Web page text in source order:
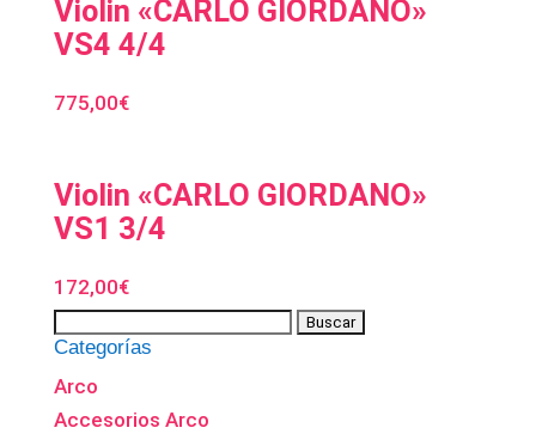
Violin «CARLO GIORDANO»
VS4 4/4
775,00€
Violin «CARLO GIORDANO»
VS1 3/4
172,00€
Categorías
Arco
Accesorios Arco